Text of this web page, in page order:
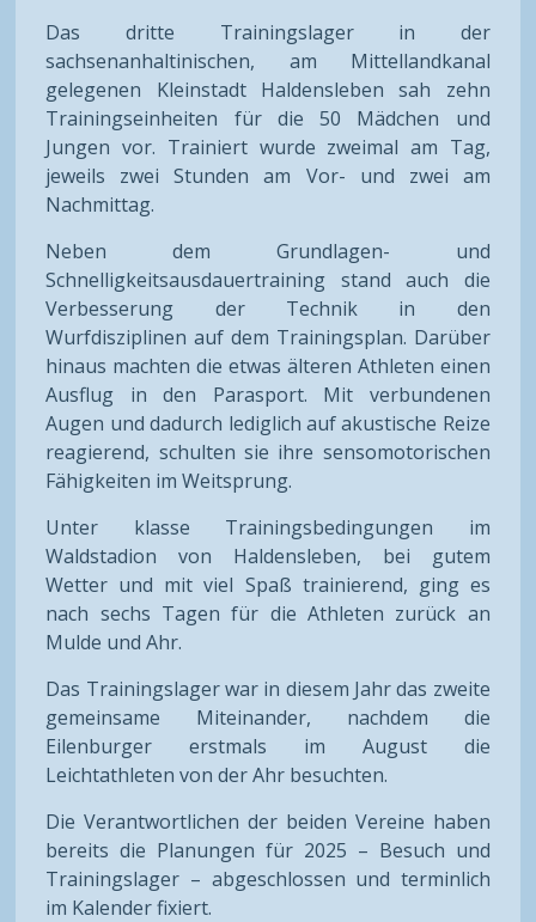
Das dritte Trainingslager in der
sachsenanhaltinischen, am Mittellandkanal
gelegenen Kleinstadt Haldensleben sah zehn
Trainingseinheiten für die 50 Mädchen und
Jungen vor. Trainiert wurde zweimal am Tag,
jeweils zwei Stunden am Vor- und zwei am
Nachmittag.
Neben dem Grundlagen- und
Schnelligkeitsausdauertraining stand auch die
Verbesserung der Technik in den
Wurfdisziplinen auf dem Trainingsplan. Darüber
hinaus machten die etwas älteren Athleten einen
Ausflug in den Parasport. Mit verbundenen
Augen und dadurch lediglich auf akustische Reize
reagierend, schulten sie ihre sensomotorischen
Fähigkeiten im Weitsprung.
Unter klasse Trainingsbedingungen im
Waldstadion von Haldensleben, bei gutem
Wetter und mit viel Spaß trainierend, ging es
nach sechs Tagen für die Athleten zurück an
Mulde und Ahr.
Das Trainingslager war in diesem Jahr das zweite
gemeinsame Miteinander, nachdem die
Eilenburger erstmals im August die
Leichtathleten von der Ahr besuchten.
Die Verantwortlichen der beiden Vereine haben
bereits die Planungen für 2025 – Besuch und
Trainingslager – abgeschlossen und terminlich
im Kalender fixiert.